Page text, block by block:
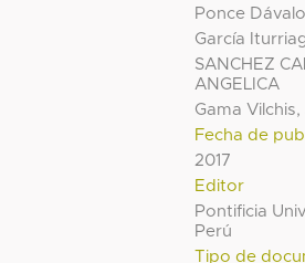
Ponce
García
SANCHEZ
ANGELICA
Gama
Fecha de
2017
Editor
Pontificia
Perú
Tipo de